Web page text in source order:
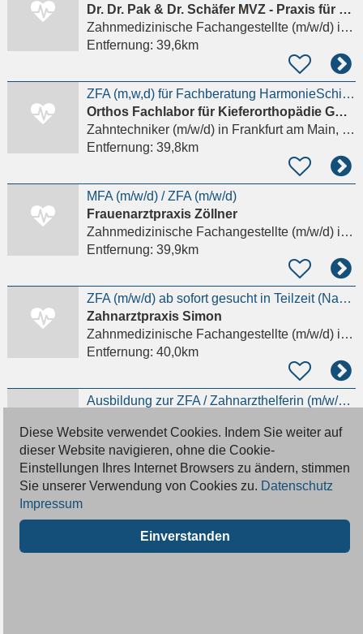
Dr. Dr. Pak & Dr. Schäfer MVZ - Praxis für Mund-, Kiefer- und Gesichtschirurgie
Zahnmedizinische Fachangestellte (m/w/d)in Bad Homburg vor der Höhe
Entfernung: 39,6km
ZFA (m,w,d) für Fachberatung HarmonieSchiene
Orthos Fachlabor für Kieferorthopädie GmbH & Co. KG
Zahntechniker (m/w/d)in Frankfurt am Main, Nieder-Eschbach
Entfernung: 39,8km
MFA (m/w/d) / ZFA (m/w/d)
Frauenarztpraxis Zöllner
Zahnmedizinische Fachangestellte (m/w/d)in Bad Homburg vor der Höhe
Entfernung: 39,9km
ZFA (m/w/d) ab sofort gesucht in Teilzeit (Nachmittag)
Zahnarztpraxis Simon
Zahnmedizinische Fachangestellte (m/w/d)in Ober-Ramstadt
Entfernung: 40,0km
Ausbildung zur ZFA / Zahnarzthelferin (m/w/d) – 30% Zuschlag
Entfernung:40,1km
Zahnarztpraxis art of smile Dr. med. dent. Michel D'Amore
Zahnmedizinische Fachangestellte (m/w/d)
Entfernung:40,1km
Diese Website verwendet Cookies. Indem Sie weiter auf
dieser Website navigieren, ohne die Cookie-
Einstellungen Ihres Internet Browsers zu ändern, stimmen
Sie unserer Verwendung von Cookies zu. Datenschutz
Impressum
Einverstanden